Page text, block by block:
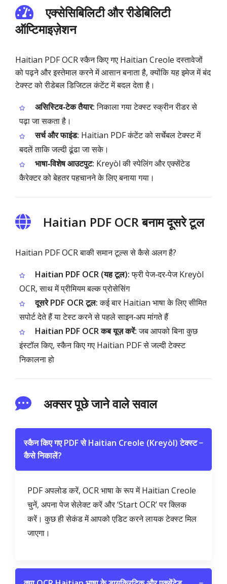
एक्सेसिबिलिटी और रीडेबिलिटी
ऑप्टिमाइज़ेशन
Haitian PDF OCR स्कैन किए गए Haitian Creole दस्तावेजों
को पढ़ने और इस्तेमाल करने में आसान बनाता है, क्योंकि यह इमेज में बंद
टेक्स्ट को रीडेबल डिजिटल कंटेंट में बदल देता है।
असिस्टिव‑टेक तैयार:निकाला गया टेक्स्ट स्क्रीन रीडर से
पढ़ा जा सकता है।
सर्च और फाइंड: Haitian PDF कंटेंट को सर्चेबल टेक्स्ट में
बदलें ताकि जल्दी ढूंढा जा सके।
भाषा‑विशेष आउटपुट: Kreyòl की स्पेलिंग और एक्सेंटेड
कैरेक्टर को बेहतर पहचानने के लिए बनाया गया।
Haitian PDF OCR बनाम दूसरे टूल
Haitian PDF OCR बाकी समान टूल्स से कैसे अलग है?
Haitian PDF OCR (यह टूल):फ्री पेज‑दर‑पेज Kreyòl
OCR, साथ में प्रीमियम बल्क प्रोसेसिंग
दूसरे PDF OCR टूल:कई बार Haitian भाषा के लिए सीमित
सपोर्ट देते हैं या टेस्ट करने से पहले साइन‑अप मांगते हैं
Haitian PDF OCR कब यूज़ करें:जब आपको बिना कुछ
इंस्टॉल किए, स्कैन किए गए Haitian PDF से जल्दी टेक्स्ट
निकालना हो
अक्सर पूछे जाने वाले सवाल
स्कैन किए गए PDF से Haitian Creole (Kreyòl) टेक्स्ट
कैसे निकालें?
−
PDF अपलोड करें, OCR भाषा के रूप में Haitian Creole
चुनें, अपना पेज सेलेक्ट करें और ‘Start OCR’ पर क्लिक
करें। कुछ ही सेकंड में आपको एडिट करने लायक टेक्स्ट मिल
जाएगा।